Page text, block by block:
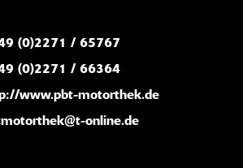
(0)2271 / 65767
(0)2271 / 66364
www.pbt-motorthek.de
online.de